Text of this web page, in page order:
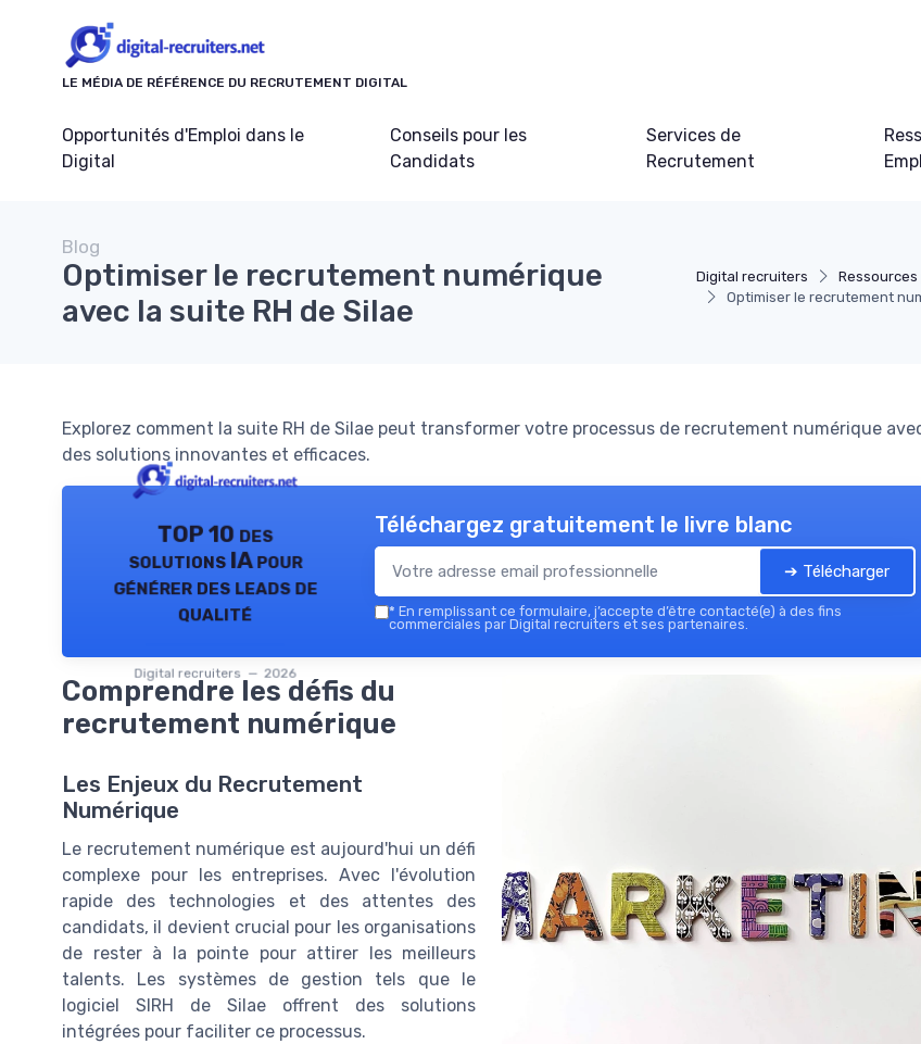
LE MÉDIA DE RÉFÉRENCE DU RECRUTEMENT DIGITAL
Opportunités d'Emploi dans le
Digital
Conseils pour les
Candidats
Services de
Recrutement
Digital recruiters
Optimiser le recrutement
Blog
Optimiser le recrutement numérique
avec la suite RH de Silae
Explorez comment la suite RH de Silae peut transformer votre processus de recrutement numérique
des solutions innovantes et efficaces.
TOP 10 des
solutions IA pour
générer des leads de
qualité
Digital recruiters — 2026
Téléchargez gratuitement le livre blanc
➔ Télécharger
* En remplissant ce formulaire, j’accepte d’être contacté(e) à des fins
commerciales par Digital recruiters et ses partenaires.
Comprendre les défis du
recrutement numérique
Les Enjeux du Recrutement
Numérique
Le recrutement numérique est aujourd'hui un défi
complexe pour les entreprises. Avec l'évolution
rapide des technologies et des attentes des
candidats, il devient crucial pour les organisations
de rester à la pointe pour attirer les meilleurs
talents. Les systèmes de gestion tels que le
logiciel SIRH de Silae offrent des solutions
intégrées pour faciliter ce processus.